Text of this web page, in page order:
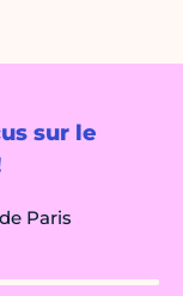
sur le
Paris